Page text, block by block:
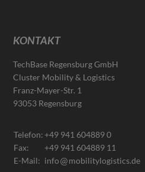
KONTAKT
TechBase Regensburg GmbH
Cluster Mobility & Logistics
Franz-Mayer-Str. 1
93053 Regensburg
Telefon:
Fax:
E-Mail:
+49 941 604889 0
+49 941 604889 11
info
mobilitylogistics.de